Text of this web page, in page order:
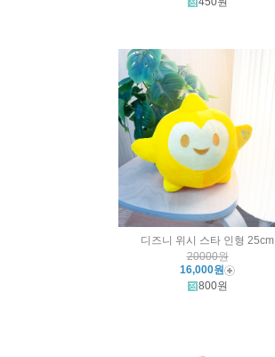
디즈니 위시 스타 인형 25cm
20000원
16,000원
800원